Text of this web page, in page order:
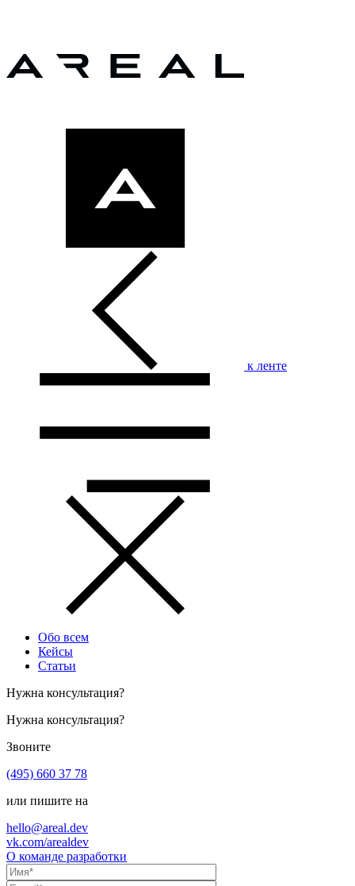
к ленте
Обо всем
Кейсы
Статьи
Нужна консультация?
Нужна консультация?
Звоните
(495) 660 37 78
или пишите на
hello@areal.dev
vk.com/arealdev
О команде разработки